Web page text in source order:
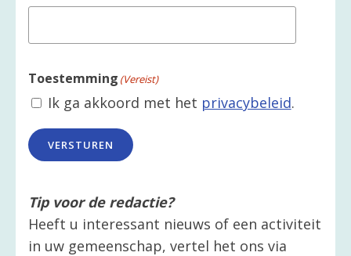
Toestemming (Vereist)
Ik ga akkoord met het privacybeleid.
VERSTUREN
Tip voor de redactie?
Heeft u interessant nieuws of een activiteit
in uw gemeenschap, vertel het ons via